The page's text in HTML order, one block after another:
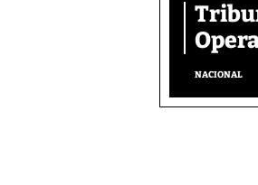
NACIONAL